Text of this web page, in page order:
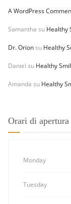
A WordPress
Samantha su Healthy
Dr. Orionsu Healthy
Daniel su Healthy
Amanda su Healthy
Orari di apertura
Monday
Tuesday